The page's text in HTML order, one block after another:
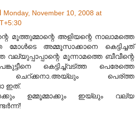
Monday, November 10, 2008 at
മൂത്തുമ്മാന്റെ അളിയന്റെ നാലാമത്തെ
മോൾടെ അമ്മൂസാക്കാനെ കെട്ടിച്ചത്
വല്യുപ്പാപ്പാന്റെ മൂന്നാമത്തെ ബീവീന്റെ
കെട്ടിച്ച്വട്ത്ത പെരേത്തെ
ചെറ്ക്കനാ.അയ്‌ലും പെര്ത്ത
ഇത്.
ഉമ്മൂമ്മാക്കും ഇയ്‌ലും വല്യ